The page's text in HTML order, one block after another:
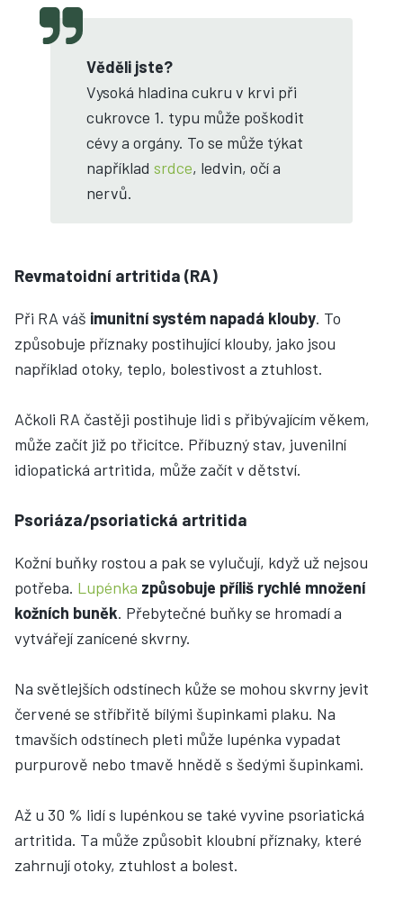
Věděli jste?
Vysoká hladina cukru v krvi při
cukrovce 1. typu může poškodit
cévy a orgány. To se může týkat
například srdce, ledvin, očí a
nervů.
Revmatoidní artritida (RA)
Při RA váš imunitní systém napadá klouby. To
způsobuje příznaky postihující klouby, jako jsou
například otoky, teplo, bolestivost a ztuhlost.
Ačkoli RA častěji postihuje lidi s přibývajícím věkem,
může začít již po třicítce. Příbuzný stav, juvenilní
idiopatická artritida, může začít v dětství.
Psoriáza/psoriatická artritida
Kožní buňky rostou a pak se vylučují, když už nejsou
potřeba. Lupénka způsobuje příliš rychlé množení
kožních buněk. Přebytečné buňky se hromadí a
vytvářejí zanícené skvrny.
Na světlejších odstínech kůže se mohou skvrny jevit
červené se stříbřitě bílými šupinkami plaku. Na
tmavších odstínech pleti může lupénka vypadat
purpurově nebo tmavě hnědě s šedými šupinkami.
Až u 30 % lidí s lupénkou se také vyvine psoriatická
artritida. Ta může způsobit kloubní příznaky, které
zahrnují otoky, ztuhlost a bolest.